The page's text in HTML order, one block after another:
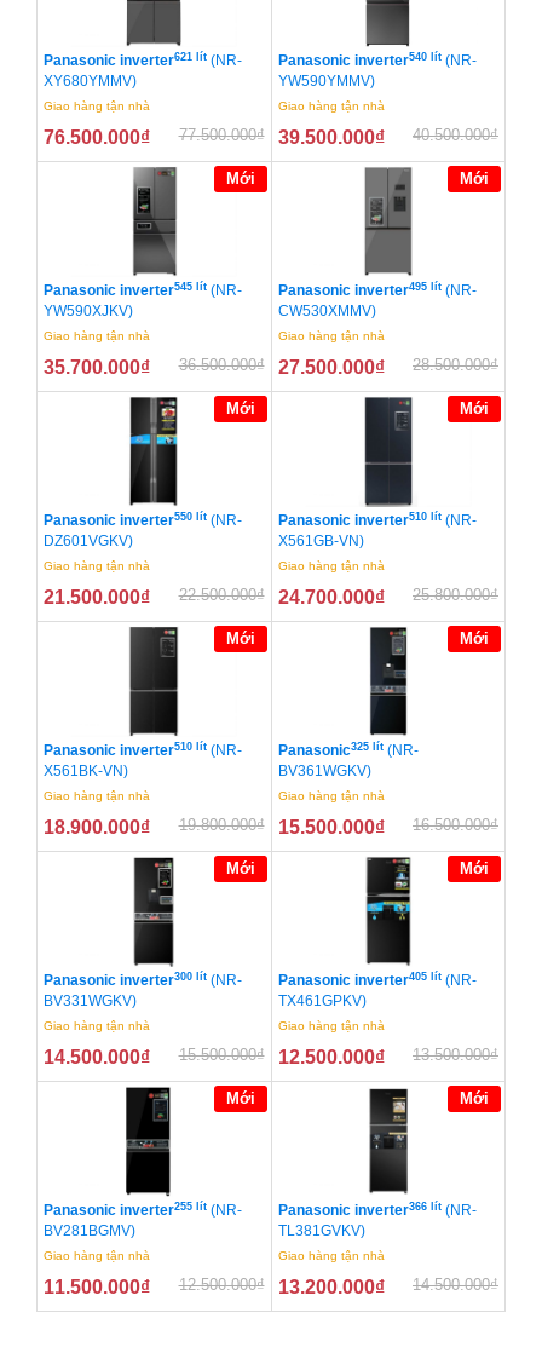
Panasonic inverter621 lít (NR-
XY680YMMV)
Giao hàng tận nhà
76.500.000₫ 77.500.000₫
Panasonic inverter540 lít (NR-
YW590YMMV)
Giao hàng tận nhà
39.500.000₫ 40.500.000₫
Mới
Panasonic inverter545 lít (NR-
YW590XJKV)
Giao hàng tận nhà
35.700.000₫ 36.500.000₫
Mới
Panasonic inverter495 lít (NR-
CW530XMMV)
Giao hàng tận nhà
27.500.000₫ 28.500.000₫
Mới
Panasonic inverter550 lít (NR-
DZ601VGKV)
Giao hàng tận nhà
21.500.000₫ 22.500.000₫
Mới
Panasonic inverter510 lít (NR-
X561GB-VN)
Giao hàng tận nhà
24.700.000₫ 25.800.000₫
Mới
Panasonic inverter510 lít (NR-
X561BK-VN)
Giao hàng tận nhà
18.900.000₫ 19.800.000₫
Mới
Panasonic325 lít (NR-
BV361WGKV)
Giao hàng tận nhà
15.500.000₫ 16.500.000₫
Mới
Panasonic inverter300 lít (NR-
BV331WGKV)
Giao hàng tận nhà
14.500.000₫ 15.500.000₫
Mới
Panasonic inverter405 lít (NR-
TX461GPKV)
Giao hàng tận nhà
12.500.000₫ 13.500.000₫
Mới
Panasonic inverter255 lít (NR-
BV281BGMV)
Giao hàng tận nhà
11.500.000₫ 12.500.000₫
Mới
Panasonic inverter366 lít (NR-
TL381GVKV)
Giao hàng tận nhà
13.200.000₫ 14.500.000₫